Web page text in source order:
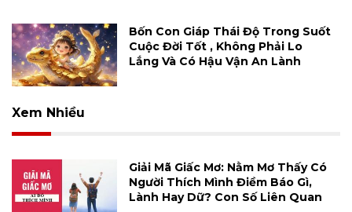
Bốn Con Giáp Thái Độ Trong Suốt
Cuộc Đời Tốt , Không Phải Lo
Lắng Và Có Hậu Vận An Lành
Xem Nhiều
Giải Mã Giấc Mơ: Nằm Mơ Thấy Có
Người Thích Mình Điềm Báo Gì,
Lành Hay Dữ? Con Số Liên Quan